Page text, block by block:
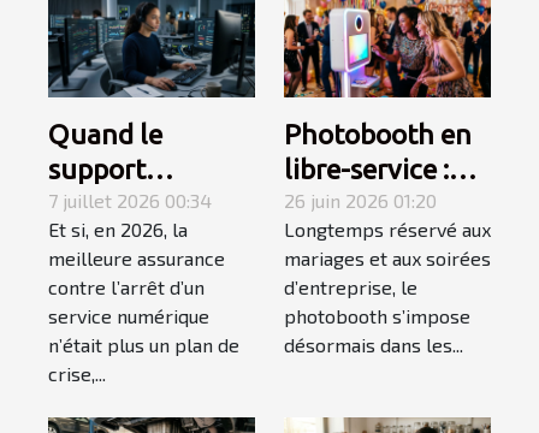
Quand le
support
technique
devient le
maillon fort du
monitoring
proactif
7 juillet 2026 00:34
Et si, en 2026, la
meilleure assurance
contre l’arrêt d’un
service numérique
n’était plus un plan de
crise,...
Photobooth en
libre-service :
une tendance
qui
révolutionne les
événements
privés
26 juin 2026 01:20
Longtemps réservé aux
mariages et aux soirées
d’entreprise, le
photobooth s’impose
désormais dans les...